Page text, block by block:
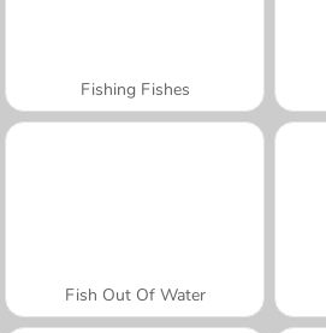
Fishing Fishes
Fish Out Of Water